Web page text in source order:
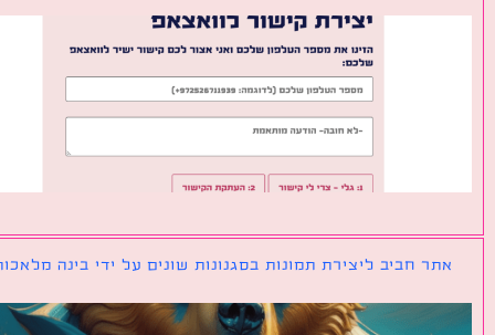
חביב ליצירת תמונות בסגנונות שונים על ידי בינה מלאכותית